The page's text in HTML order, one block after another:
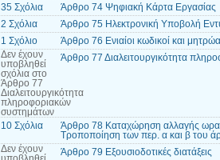
35 Σχόλια
Άρθρο 74 Ψηφιακή Κάρτα Εργασίας
2 Σχόλια
Άρθρο 75 Ηλεκτρονική Υποβολή
1 Σχόλιο
Άρθρο 76 Ενιαίοι κωδικοί και
Δεν έχουν
υποβληθεί
σχόλια στο
Άρθρο 77
Διαλειτουργικότητα
πληροφοριακών
συστημάτων
Άρθρο 77 Διαλειτουργικότητα
10 Σχόλια
Άρθρο 78 Καταχώρηση αλλαγής
Τροποποίηση των περ. α και β του
Δεν έχουν
Άρθρο 79 Εξουσιοδοτικές διατάξεις